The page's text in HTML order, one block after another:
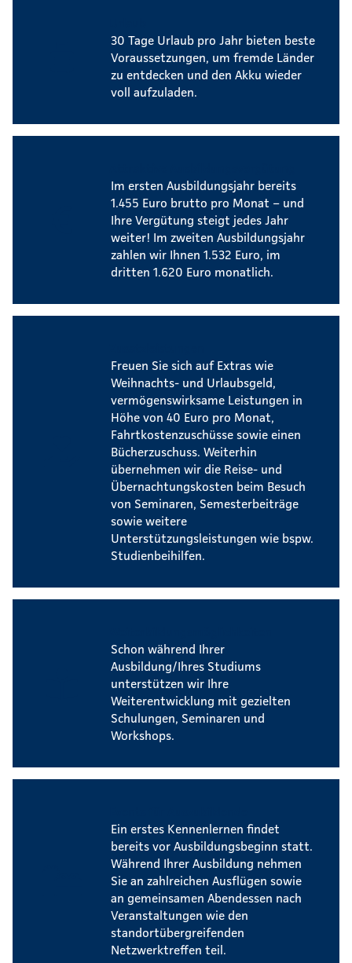
30 Tage Urlaub pro Jahr bieten beste
Voraussetzungen, um fremde Länder
zu entdecken und den Akku wieder
voll aufzuladen.
Im ersten Ausbildungsjahr bereits
1.455 Euro brutto pro Monat – und
Ihre Vergütung steigt jedes Jahr
weiter! Im zweiten Ausbildungsjahr
zahlen wir Ihnen 1.532 Euro, im
dritten 1.620 Euro monatlich.
Freuen Sie sich auf Extras wie
Weihnachts- und Urlaubsgeld,
vermögenswirksame Leistungen in
Höhe von 40 Euro pro Monat,
Fahrtkostenzuschüsse sowie einen
Bücherzuschuss. Weiterhin
übernehmen wir die Reise- und
Übernachtungskosten beim Besuch
von Seminaren, Semesterbeiträge
sowie weitere
Unterstützungsleistungen wie bspw.
Studienbeihilfen.
Schon während Ihrer
Ausbildung/Ihres Studiums
unterstützen wir Ihre
Weiterentwicklung mit gezielten
Schulungen, Seminaren und
Workshops.
Ein erstes Kennenlernen findet
bereits vor Ausbildungsbeginn statt.
Während Ihrer Ausbildung nehmen
Sie an zahlreichen Ausflügen sowie
an gemeinsamen Abendessen nach
Veranstaltungen wie den
standortübergreifenden
Netzwerktreffen teil.